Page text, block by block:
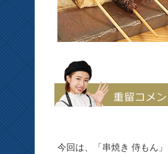
今回は、「串焼き 侍もん